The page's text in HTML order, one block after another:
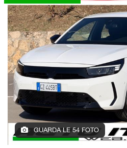
CONTATTI
ORARI
GUARDA LE 54 FOTO